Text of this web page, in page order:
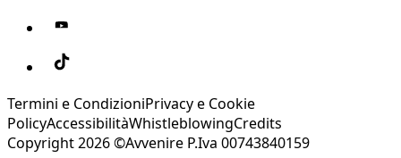
Termini e CondizioniPrivacy e Cookie
PolicyAccessibilitàWhistleblowingCredits
Copyright 2026 ©Avvenire P.Iva 00743840159